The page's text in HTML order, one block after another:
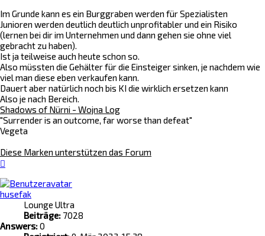
Im Grunde kann es ein Burggraben werden für Spezialisten
Junioren werden deutlich deutlich unprofitabler und ein Risiko
(lernen bei dir im Unternehmen und dann gehen sie ohne viel
gebracht zu haben).
Ist ja teilweise auch heute schon so.
Also müssten die Gehälter für die Einsteiger sinken, je nachdem wie
viel man diese eben verkaufen kann.
Dauert aber natürlich noch bis KI die wirklich ersetzen kann
Also je nach Bereich.
Shadows of Nürni - Wojna Log
"Surrender is an outcome, far worse than defeat"
Vegeta
Diese Marken unterstützen das Forum
husefak
Lounge Ultra
Beiträge: 7028
Answers:0